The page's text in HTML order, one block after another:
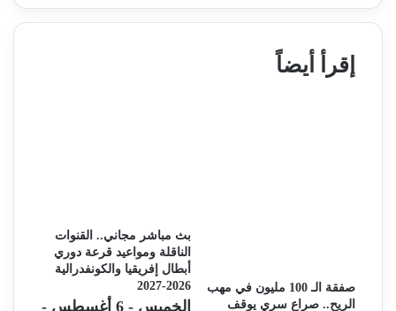
ليجانيس
في
الدوري
الإسباني
إقرأ أيضاً
بث مباشر مجاني.. القنوات
الناقلة ومواعيد قرعة دوري
أبطال إفريقيا والكونفدرالية
2026-2027
الخميس - 6 أغسطس -
صفقة الـ 100 مليون في مهب
الريح.. صراع سري يوقف